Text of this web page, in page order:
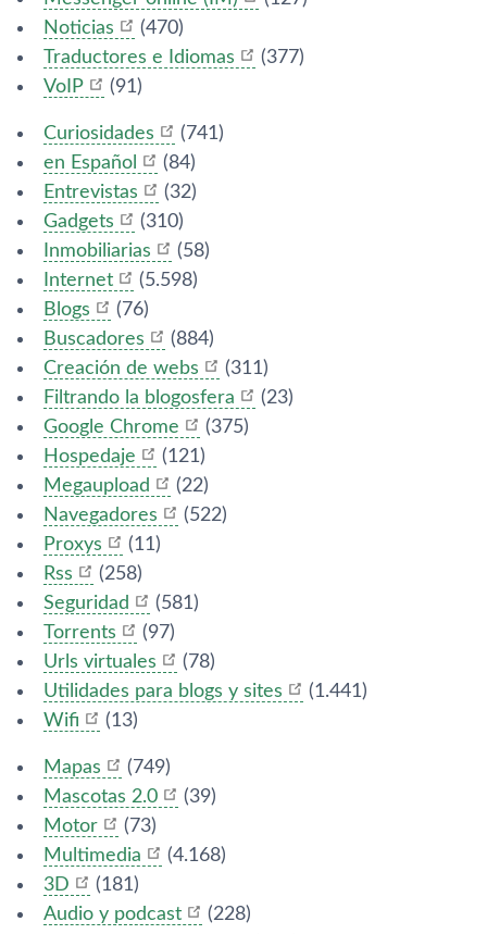
Noticias
(470)
Traductores e Idiomas
(377)
VoIP
(91)
Curiosidades
(741)
en Español
(84)
Entrevistas
(32)
Gadgets
(310)
Inmobiliarias
(58)
Internet
(5.598)
Blogs
(76)
Buscadores
(884)
Creación de webs
(311)
Filtrando la blogosfera
(23)
Google Chrome
(375)
Hospedaje
(121)
Megaupload
(22)
Navegadores
(522)
Proxys
(11)
Rss
(258)
Seguridad
(581)
Torrents
(97)
Urls virtuales
(78)
Utilidades para blogs y sites
(1.441)
Wifi
(13)
Mapas
(749)
Mascotas 2.0
(39)
Motor
(73)
Multimedia
(4.168)
3D
(181)
Audio y podcast
(228)